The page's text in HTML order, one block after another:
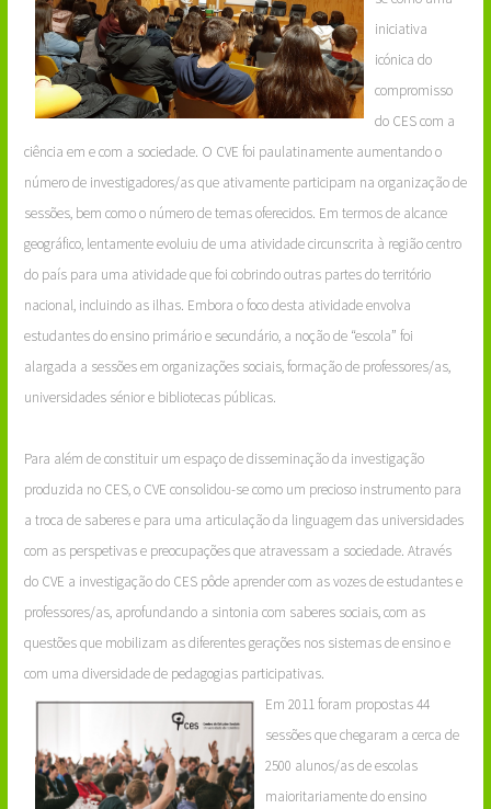
iniciativa
icónica do
compromisso
do CES com a
ciência em e com a sociedade. O CVE foi paulatinamente aumentando o
número de investigadores/as que ativamente participam na organização de
sessões, bem como o número de temas oferecidos. Em termos de alcance
geográfico, lentamente evoluiu de uma atividade circunscrita à região centro
do país para uma atividade que foi cobrindo outras partes do território
nacional, incluindo as ilhas. Embora o foco desta atividade envolva
estudantes do ensino primário e secundário, a noção de “escola” foi
alargada a sessões em organizações sociais, formação de professores/as,
universidades sénior e bibliotecas públicas.
Para além de constituir um espaço de disseminação da investigação
produzida no CES, o CVE consolidou-se como um precioso instrumento para
a troca de saberes e para uma articulação da linguagem das universidades
com as perspetivas e preocupações que atravessam a sociedade. Através
do CVE a investigação do CES pôde aprender com as vozes de estudantes e
professores/as, aprofundando a sintonia com saberes sociais, com as
questões que mobilizam as diferentes gerações nos sistemas de ensino e
com uma diversidade de pedagogias participativas.
Em 2011 foram propostas 44
sessões que chegaram a cerca de
2500 alunos/as de escolas
maioritariamente do ensino